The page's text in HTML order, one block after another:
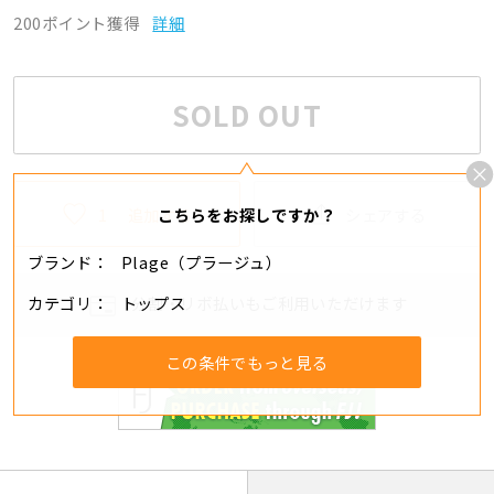
200ポイント獲得 詳細
SOLD OUT
こちらをお探しですか？
ブランド
Plage（プラージュ）
カテゴリ
トップス
この条件でもっと見る
追加する
分割・リボ払いもご利用いただけます